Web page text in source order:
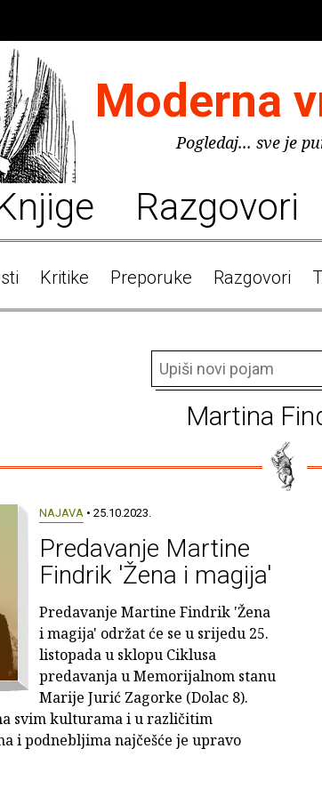
Moderna
Pogledaj... sve je
Razgovori
Kritike Preporuke Razgovori
Martina
NAJAVA • 25.10.2023.
Predavanje Martine
Findrik 'Žena i magija'
Predavanje Martine Findrik 'Žena
i magija' održat će se u srijedu 25.
listopada u sklopu Ciklusa
predavanja u Memorijalnom stanu
Marije Jurić Zagorke (Dolac 8).
svim kulturama i u različitim
i podnebljima najčešće je upravo